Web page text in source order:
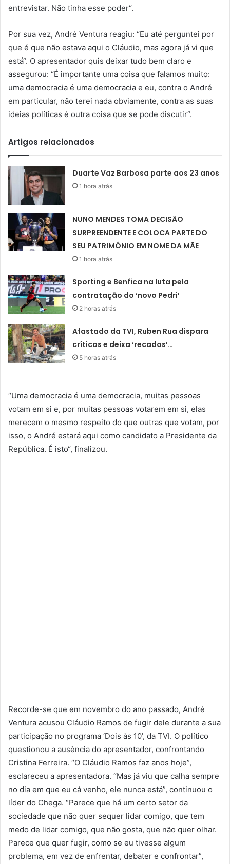
entrevistar. Não tinha esse poder“.
Por sua vez, André Ventura reagiu: “Eu até perguntei por
que é que não estava aqui o Cláudio, mas agora já vi que
está“. O apresentador quis deixar tudo bem claro e
assegurou: “É importante uma coisa que falamos muito:
uma democracia é uma democracia e eu, contra o André
em particular, não terei nada obviamente, contra as suas
ideias políticas é outra coisa que se pode discutir“.
Artigos relacionados
Duarte Vaz Barbosa parte aos 23 anos
1 hora atrás
NUNO MENDES TOMA DECISÃO
SURPREENDENTE E COLOCA PARTE DO
SEU PATRIMÓNIO EM NOME DA MÃE
1 hora atrás
Sporting e Benfica na luta pela
contratação do ‘novo Pedri’
2 horas atrás
Afastado da TVI, Ruben Rua dispara
críticas e deixa ‘recados’…
5 horas atrás
“Uma democracia é uma democracia, muitas pessoas
votam em si e, por muitas pessoas votarem em si, elas
merecem o mesmo respeito do que outras que votam, por
isso, o André estará aqui como candidato a Presidente da
República. É isto“, finalizou.
Recorde-se que em novembro do ano passado, André
Ventura acusou Cláudio Ramos de fugir dele durante a sua
participação no programa ‘Dois às 10’, da TVI. O político
questionou a ausência do apresentador, confrontando
Cristina Ferreira. “O Cláudio Ramos faz anos hoje”,
esclareceu a apresentadora. “Mas já viu que calha sempre
no dia em que eu cá venho, ele nunca está”, continuou o
líder do Chega. “Parece que há um certo setor da
sociedade que não quer sequer lidar comigo, que tem
medo de lidar comigo, que não gosta, que não quer olhar.
Parece que quer fugir, como se eu tivesse algum
problema, em vez de enfrentar, debater e confrontar”,